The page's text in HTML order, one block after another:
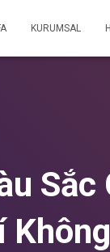
KURUMSAL
Sắc